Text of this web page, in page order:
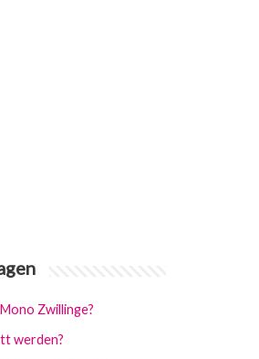
Zwillinge?
werden?